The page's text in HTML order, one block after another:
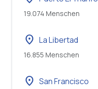
19.074 Menschen
location_on La Libertad
16.855 Menschen
location_on San Francisco